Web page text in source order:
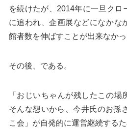
を続けたが、2014年に一旦クロ
に追われ、企画展などになかな
館者数を伸ばすことが出来なかっ
その後、である。
「おじいちゃんが残したこの場
そんな想いから、今井氏のお孫
こ会」が自発的に運営継続する